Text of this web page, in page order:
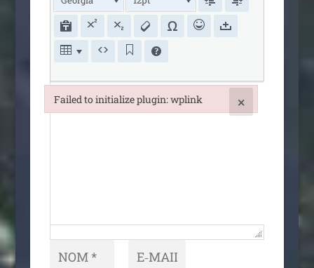
Failed to initialize plugin: wplink ×
Failed to initialize plugin: wplink